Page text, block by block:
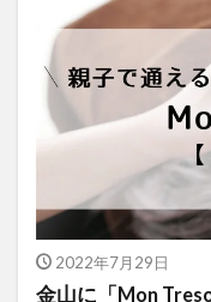
2022年7月29日
金山に「Mon